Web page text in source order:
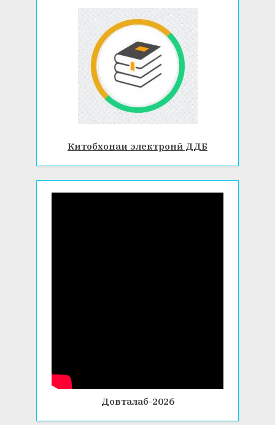
Китобхонаи электронӣ ДДБ
Довталаб-2026